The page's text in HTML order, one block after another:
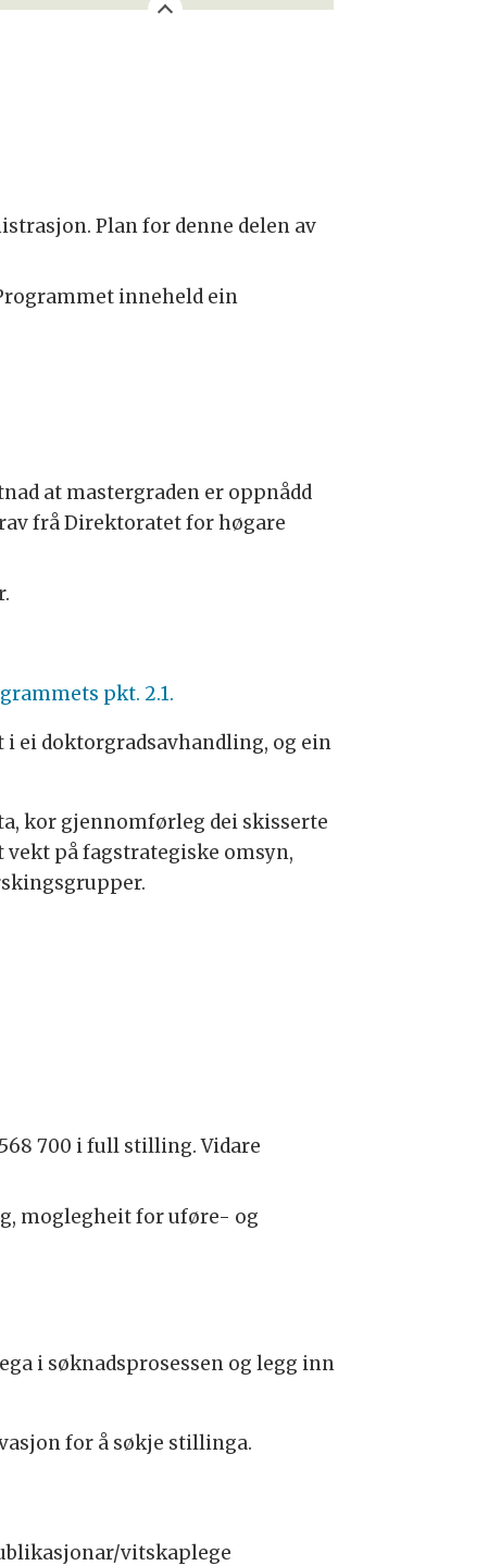
Plan for denne delen av
inneheld ein
at mastergraden er oppnådd
frå Direktoratet for høgare
pkt. 2.1.
ei doktorgradsavhandling, og ein
kor gjennomførleg dei skisserte
på fagstrategiske omsyn,
700 i full stilling. Vidare
moglegheit for uføre- og
i søknadsprosessen og legg inn
for å søkje stillinga.
vitskaplege